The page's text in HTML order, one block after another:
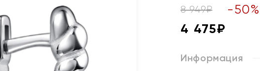
8 949₽ -50%
4 475₽
Информация